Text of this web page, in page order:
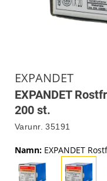
EXPANDET
EXPANDET
200 st.
Varunr. 35191
Namn: EXPANDET